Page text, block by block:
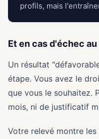
profils, mais
Et en cas d'échec
Un résultat
étape. Vous avez le
que vous le souhaitez.
mois, ni de justificatif
Votre relevé montre